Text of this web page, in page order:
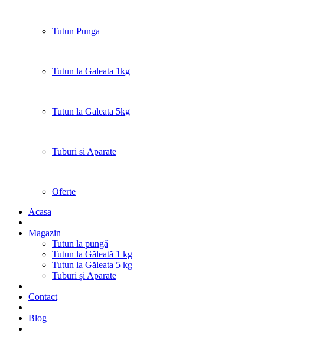
Tutun Punga
Tutun la Galeata 1kg
Tutun la Galeata 5kg
Tuburi si Aparate
Oferte
Acasa
Magazin
Tutun la pungă
Tutun la Găleată 1 kg
Tutun la Găleata 5 kg
Tuburi și Aparate
Contact
Blog